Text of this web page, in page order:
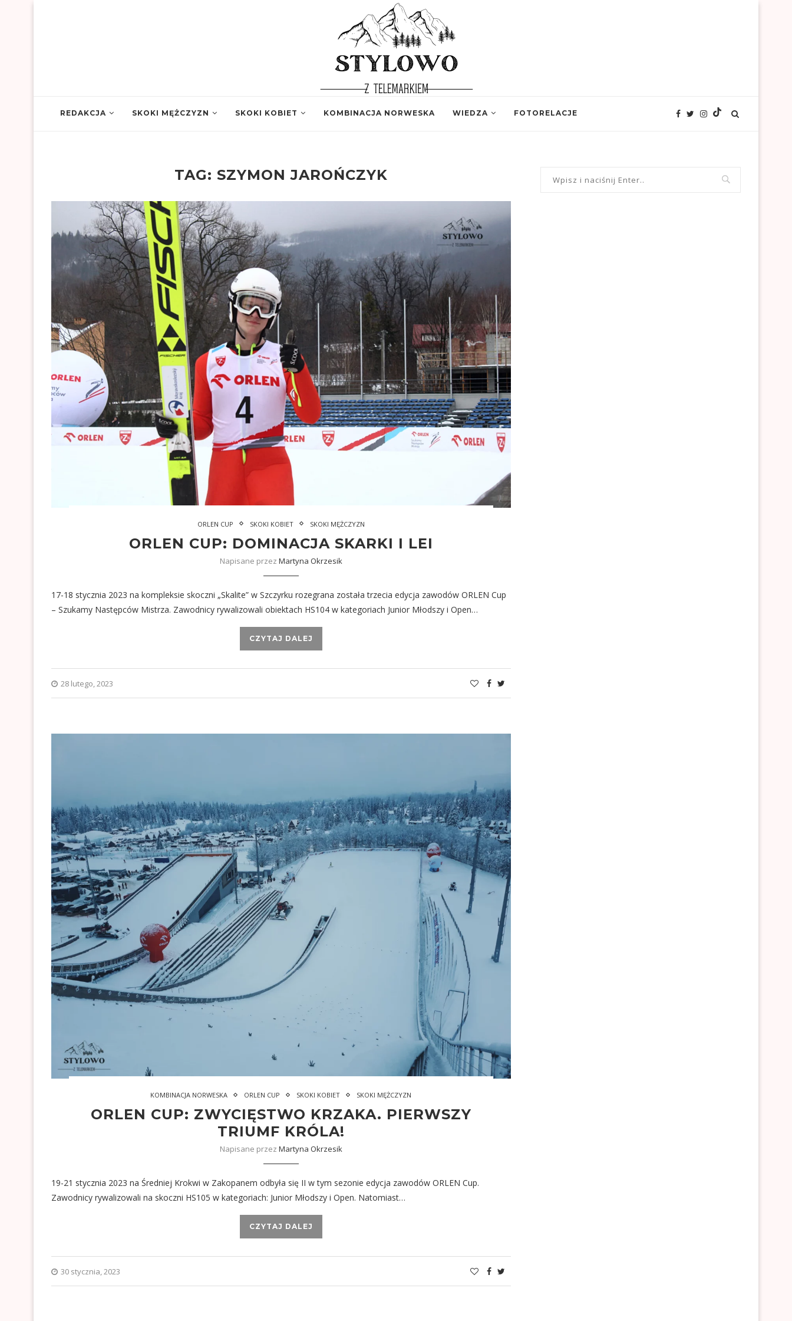
REDAKCJA SKOKI MĘŻCZYZN SKOKI KOBIET KOMBINACJA NORWESKA WIEDZA FOTORELACJE
TAG: SZYMON JAROŃCZYK
ORLEN CUP SKOKI KOBIET SKOKI MĘŻCZYZN
ORLEN CUP: DOMINACJA SKARKI I LEI
Napisane przez Martyna Okrzesik
17-18 stycznia 2023 na kompleksie skoczni „Skalite” w Szczyrku rozegrana została trzecia edycja zawodów ORLEN Cup
– Szukamy Następców Mistrza. Zawodnicy rywalizowali obiektach HS104 w kategoriach Junior Młodszy i Open…
CZYTAJ DALEJ
28 lutego, 2023
KOMBINACJA NORWESKA ORLEN CUP SKOKI KOBIET SKOKI MĘŻCZYZN
ORLEN CUP: ZWYCIĘSTWO KRZAKA. PIERWSZY
TRIUMF KRÓLA!
Napisane przez Martyna Okrzesik
19-21 stycznia 2023 na Średniej Krokwi w Zakopanem odbyła się II w tym sezonie edycja zawodów ORLEN Cup.
Zawodnicy rywalizowali na skoczni HS105 w kategoriach: Junior Młodszy i Open. Natomiast…
CZYTAJ DALEJ
30 stycznia, 2023